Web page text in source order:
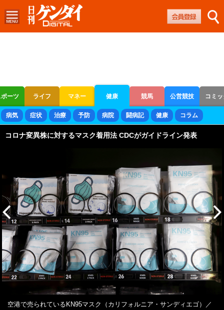
ーツ ライフ マネー 健康 競馬 公営競技 コミ
ボートレース 競輪 オートレース
病気 症状 治療 予防 病院 闘病記 健康 コラム
コロナ変異株に対するマスク着用法 CDCがガイドライン発表
空港で売られているKN95マスク（カリフォルニア・サンディエゴ）／